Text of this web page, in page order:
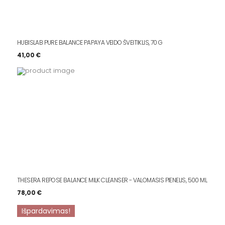
HUBISLAB PURE BALANCE PAPAYA VEIDO ŠVEITIKLIS, 70 G
41,00 €
THESERA REPOSE BALANCE MILK CLEANSER - VALOMASIS PIENELIS, 500 ML
78,00 €
Išpardavimas!